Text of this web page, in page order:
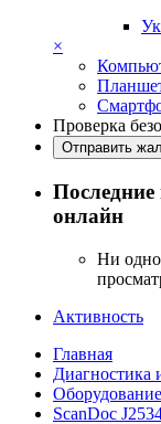
×
Проверка
Отправить
Последние
онлайн
Ни
Активность
Главная
Диагностика
ScanDoc